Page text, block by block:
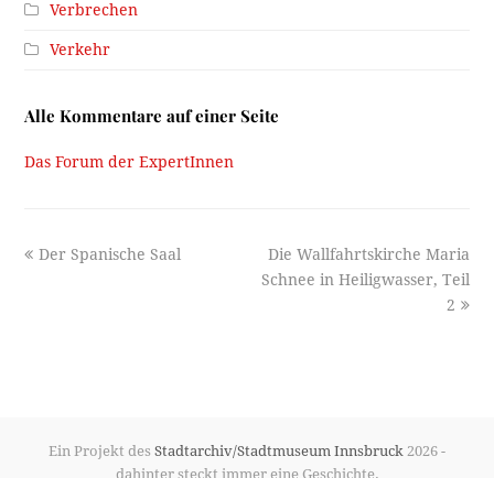
Verbrechen
Verkehr
Alle Kommentare auf einer Seite
Das Forum der ExpertInnen
previous
Der Spanische Saal
next
post:
Die Wallfahrtskirche Maria
Schnee in Heiligwasser, Teil
2
Ein Projekt des Stadtarchiv/Stadtmuseum Innsbruck 2026 -
dahinter steckt immer eine Geschichte.